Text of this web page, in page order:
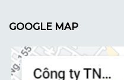
GOOGLE MAP